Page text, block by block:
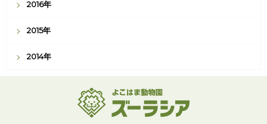
2016年
2015年
2014年